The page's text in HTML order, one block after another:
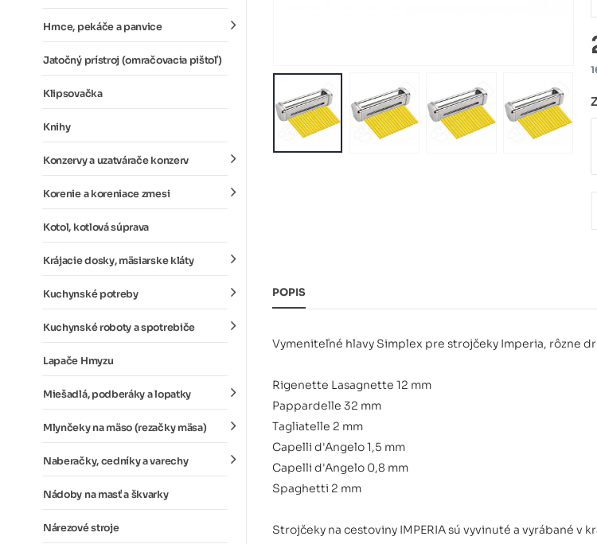
Hrnce, pekáče a panvice
Jatočný prístroj (omračovacia pištoľ)
Klipsovačka
Knihy
Konzervy a uzatvárače konzerv
Korenie a koreniace zmesi
Kotol, kotlová súprava
Krájacie dosky, mäsiarske kláty
Kuchynské potreby
Kuchynské roboty a spotrebiče
Lapače Hmyzu
Miešadlá, podberáky a lopatky
Mlynčeky na mäso (rezačky mäsa)
Naberačky, cedníky a varechy
Nádoby na masť a škvarky
Nárezové stroje
POPIS
Vymeniteľné hlavy Simplex pre strojčeky Imperia, rôzne
Rigenette Lasagnette 12 mm
Pappardelle 32 mm
Tagliatelle 2 mm
Capelli d'Angelo 1,5 mm
Capelli d'Angelo 0,8 mm
Spaghetti 2 mm
Strojčeky na cestoviny IMPERIA sú vyvinuté a vyrábané